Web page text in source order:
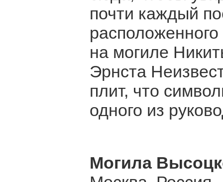
почти каждый
на могиле
Эрнста
плит, что
одного из
Могила